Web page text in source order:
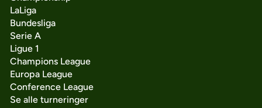
LaLiga
Bundesliga
Serie A
Ligue 1
Champions League
Europa League
Conference League
Se alle turneringer